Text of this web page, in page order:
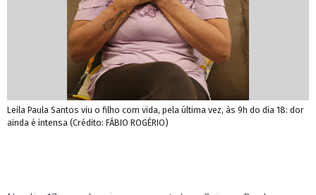
Leila Paula Santos viu o filho com vida, pela última vez, às 9h do dia 18: dor
ainda é intensa (Crédito: FÁBIO ROGÉRIO)